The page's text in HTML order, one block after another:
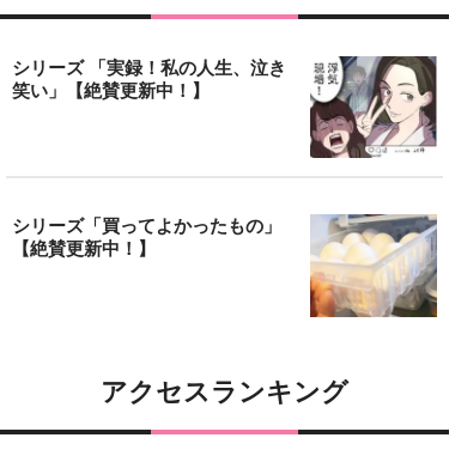
シリーズ 「実録！私の人生、泣き
笑い」【絶賛更新中！】
シリーズ「買ってよかったもの」
【絶賛更新中！】
アクセスランキング